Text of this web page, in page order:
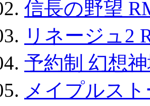
信長の野望
リネージュ2
予約制 幻想
メイプルス